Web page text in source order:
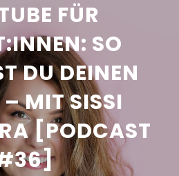
FÜR
SO
DU DEINEN
MIT SISSI
[PODCAST